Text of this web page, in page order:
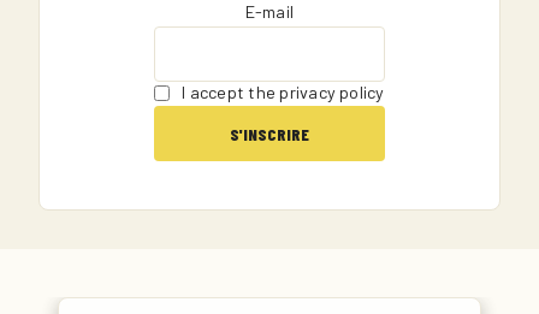
E-mail
I accept the privacy policy